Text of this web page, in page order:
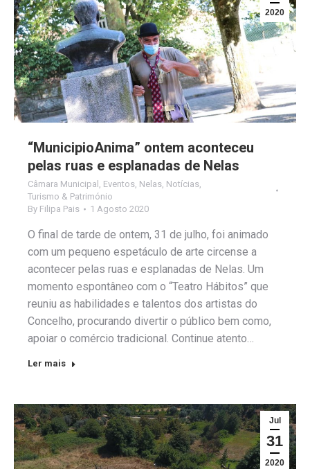
2020
“MunicipioAnima” ontem aconteceu
pelas ruas e esplanadas de Nelas
Câmara Municipal , Eventos, Nelas, Notícias,
Turismo & Património
By Filipa Pais 1 Agosto 2020
O final de tarde de ontem, 31 de julho, foi animado
com um pequeno espetáculo de arte circense a
acontecer pelas ruas e esplanadas de Nelas. Um
momento espontâneo com o “Teatro Hábitos” que
reuniu as habilidades e talentos dos artistas do
Concelho, procurando divertir o público bem como,
apoiar o comércio tradicional. Continue atento…
Ler mais
Jul
31
2020